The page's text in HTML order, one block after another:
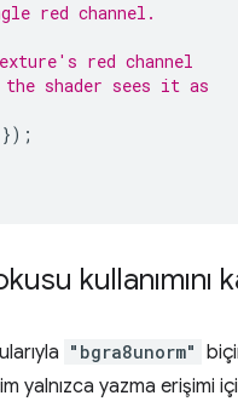
red channel.
red channel
shader sees it as
});
kullanımını
"bgra8unorm"
yazma erişimi